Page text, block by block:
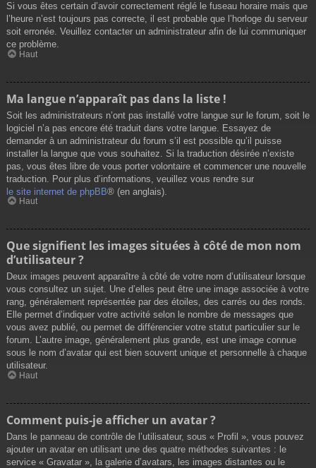
Si vous êtes certain d’avoir correctement réglé le fuseau horaire mais que
l’heure n’est toujours pas correcte, il est probable que l’horloge du serveur
soit erronée. Veuillez contacter un administrateur afin de lui communiquer
ce problème.
Haut
Ma langue n’apparaît pas dans la liste !
Soit les administrateurs n’ont pas installé votre langue sur le forum, soit le
logiciel n’a pas encore été traduit dans votre langue. Essayez de
demander à un administrateur du forum s’il est possible qu’il puisse
installer la langue que vous souhaitez. Si la traduction désirée n’existe
pas, vous êtes libre de vous porter volontaire et commencer une nouvelle
traduction. Pour plus d’informations, veuillez vous rendre sur
le site internet de phpBB® (en anglais).
Haut
Que signifient les images situées à côté de mon nom
d’utilisateur ?
Deux images peuvent apparaître à côté de votre nom d’utilisateur lorsque
vous consultez un sujet. Une d’elles peut être une image associée à votre
rang, généralement représentée par des étoiles, des carrés ou des ronds.
Elle permet d’indiquer votre activité selon le nombre de messages que
vous avez publié, ou permet de différencier votre statut particulier sur le
forum. L’autre image, généralement plus grande, est une image connue
sous le nom d’avatar qui est bien souvent unique et personnelle à chaque
utilisateur.
Haut
Comment puis-je afficher un avatar ?
Dans le panneau de contrôle de l’utilisateur, sous « Profil », vous pouvez
ajouter un avatar en utilisant une des quatre méthodes suivantes : le
service « Gravatar », la galerie d’avatars, les images distantes ou le